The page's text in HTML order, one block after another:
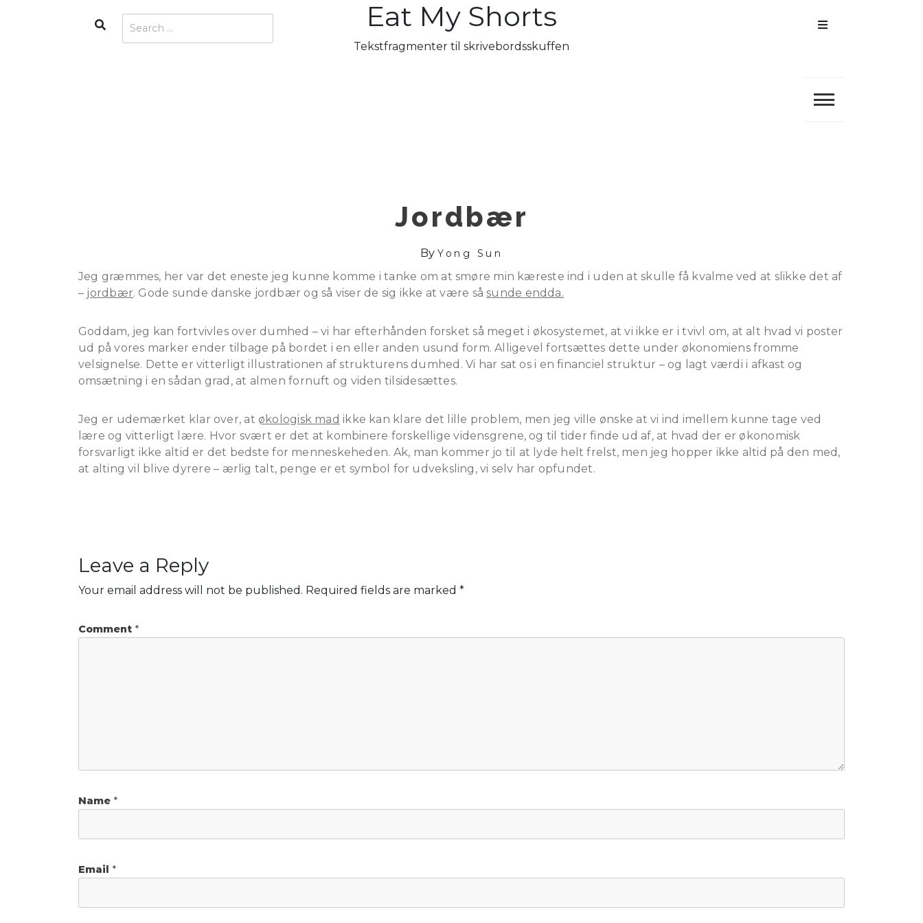
Search
for:
Eat My Shorts
Tekstfragmenter til skrivebordsskuffen
Jordbær
By Yong Sun
Jeg græmmes, her var det eneste jeg kunne komme i tanke om at smøre min kæreste ind i uden at skulle få kvalme ved at slikke det af
– jordbær. Gode sunde danske jordbær og så viser de sig ikke at være såsunde endda.
Goddam, jeg kan fortvivles over dumhed – vi har efterhånden forsket så meget i økosystemet, at vi ikke er i tvivl om, at alt hvad vi poster
ud på vores marker ender tilbage på bordet i en eller anden usund form. Alligevel fortsættes dette under økonomiens fromme
velsignelse. Dette er vitterligt illustrationen af strukturens dumhed. Vi har sat os i en financiel struktur – og lagt værdi i afkast og
omsætning i en sådan grad, at almen fornuft og viden tilsidesættes.
Jeg er udemærket klar over, at økologisk mad ikke kan klare det lille problem, men jeg ville ønske at vi ind imellem kunne tage ved
lære og vitterligt lære. Hvor svært er det at kombinere forskellige vidensgrene, og til tider finde ud af, at hvad der er økonomisk
forsvarligt ikke altid er det bedste for menneskeheden. Ak, man kommer jo til at lyde helt frelst, men jeg hopper ikke altid på den med,
at alting vil blive dyrere – ærlig talt, penge er et symbol for udveksling, vi selv har opfundet.
Leave a Reply
Your email address will not be published. Required fields are marked *
Comment *
Name *
Email *